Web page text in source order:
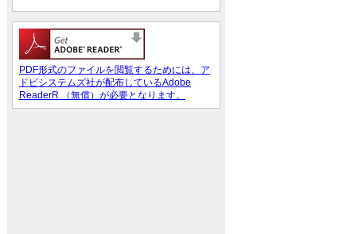
PDF形式のファイルを閲覧するためには、ア
ドビシステムズ社が配布しているAdobe
ReaderR （無償）が必要となります。